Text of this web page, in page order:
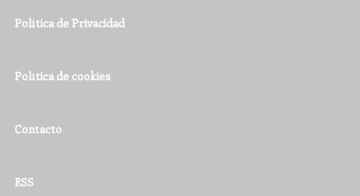
Política de Privacidad
Política de cookies
Contacto
RSS